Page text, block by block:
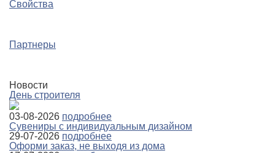
Свойства
Партнеры
Новости
День строителя
03-08-2026 подробнее
Сувениры с индивидуальным дизайном
29-07-2026 подробнее
Оформи заказ, не выходя из дома